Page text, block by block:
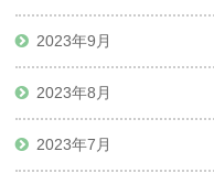
2023年9月
2023年8月
2023年7月